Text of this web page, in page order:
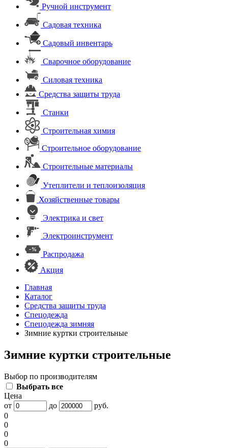
Ручной инструмент
Садовая техника
Садовый инвентарь
Сварочное оборудование
Силовая техника
Средства защиты труда
Станки
Строительная химия
Строительное оборудование
Строительные материалы
Утеплители и теплоизоляция
Хозяйственные товары
Электрика и свет
Электроинструмент
Распродажа
Акция
Главная
Каталог
Средства защиты труда
Спецодежда
Спецодежда зимняя
Зимние куртки строительные
Зимние куртки строительные
Выбор по производителям
Выбрать все
Цена
от
до
руб.
0
0
0
0